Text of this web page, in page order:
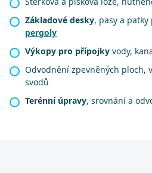
Základové desky, pasy a
pergoly
Výkopy pro přípojky vody,
Odvodnění zpevněných ploch,
svodů
Terénní úpravy, srovnání a